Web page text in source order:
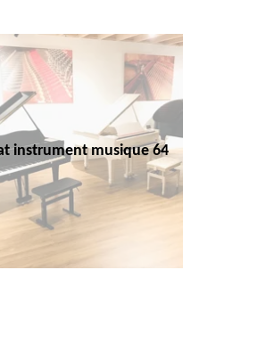
instrument musique 64